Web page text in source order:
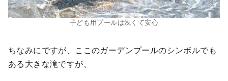
子ども用プールは浅くて安心
ちなみにですが、ここのガーデンプールのシンボルでも
ある大きな滝ですが、